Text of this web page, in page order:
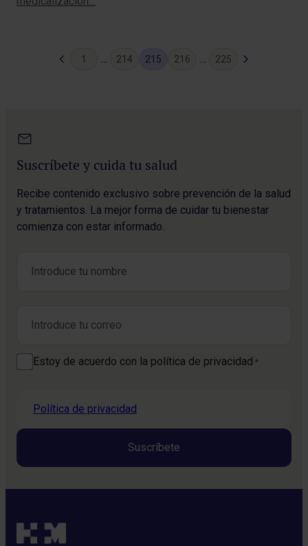
anterior
1 214 215 216 225
página
Suscríbete y cuida tu salud
Recibe contenido exclusivo sobre prevención de la salud
y tratamientos. La mejor forma de cuidar tu bienestar
comienza con estar informado.
Consentimiento *
Estoy de acuerdo con la política de privacidad *
Política de privacidad